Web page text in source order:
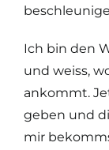
Ich bin den
und weiss,
ankommt.
geben und
mir